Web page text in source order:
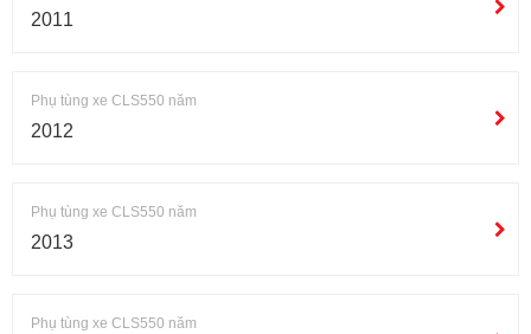
2011
Phụ tùng xe CLS550 năm
2012
Phụ tùng xe CLS550 năm
2013
Phụ tùng xe CLS550 năm